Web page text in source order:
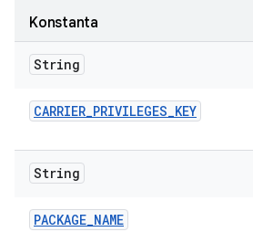
Konstanta
String
CARRIER_PRIVILEGES_KEY
String
PACKAGE_NAME